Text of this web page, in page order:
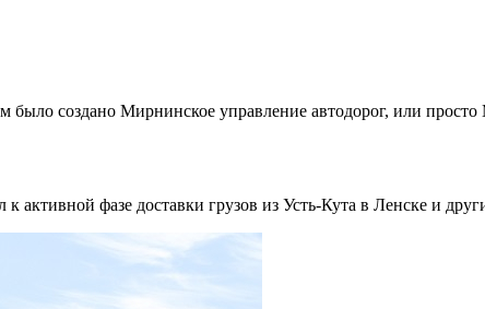
создано Мирнинское управление автодорог, или
активной фазе доставки грузов из Усть-Кута в Ленске и